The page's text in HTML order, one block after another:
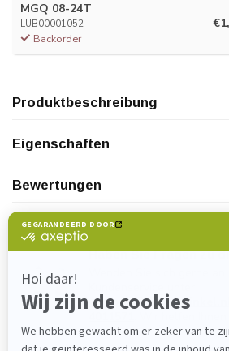
MGQ 08-24T
LUB00001052
Backorder
Produktbeschreibung
Eigenschaften
Bewertungen
Haben Sie Fragen zu
Wenden Sie sich gerne
verkoop@lijmenwinkel.nl
. Wir helfen